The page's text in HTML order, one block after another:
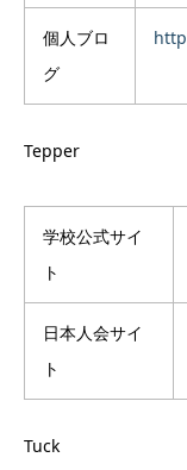
個人ブロ
グ
Tepper
学校公式サイ
ト
日本人会サイ
ト
Tuck